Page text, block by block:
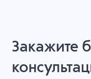
Закажите